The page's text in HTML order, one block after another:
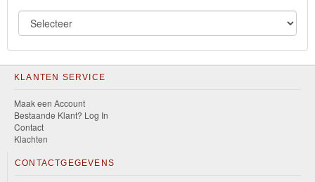
KLANTEN SERVICE
Maak een Account
Bestaande Klant? Log In
Contact
Klachten
CONTACTGEGEVENS